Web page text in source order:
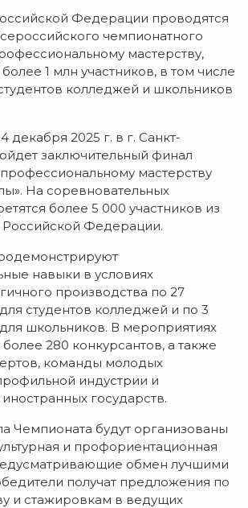
Федерации проводятся
чемпионатного
мастерству,
1 млн участников, в том числе
колледжей и школьников
декабря 2025 г. в г. Санкт-
заключительный финал
мастерству
На соревновательных
более 5 000 участников из
Российской Федерации.
навыки в условиях
производства по 27
студентов колледжей и по 3
школьников. В мероприятиях
более 280 конкурсантов, а также
команды молодых
индустрии и
государств.
Чемпионата будут организованы
и профориентационная
обмен лучшими
получат предложения по
и стажировкам в ведущих